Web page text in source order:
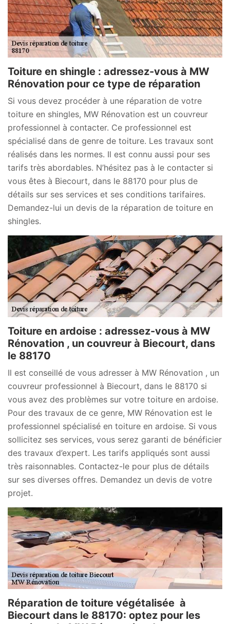
Toiture en shingle : adressez-vous à MW
Rénovation pour ce type de réparation
Si vous devez procéder à une réparation de votre
toiture en shingles, MW Rénovation est un couvreur
professionnel à contacter. Ce professionnel est
spécialisé dans de genre de toiture. Les travaux sont
réalisés dans les normes. Il est connu aussi pour ses
tarifs très abordables. N’hésitez pas à le contacter si
vous êtes à Biecourt, dans le 88170 pour plus de
détails sur ses services et ses conditions tarifaires.
Demandez-lui un devis de la réparation de toiture en
shingles.
Toiture en ardoise : adressez-vous à MW
Rénovation , un couvreur à Biecourt, dans
le 88170
Il est conseillé de vous adresser à MW Rénovation , un
couvreur professionnel à Biecourt, dans le 88170 si
vous avez des problèmes sur votre toiture en ardoise.
Pour des travaux de ce genre, MW Rénovation est le
professionnel spécialisé en toiture en ardoise. Si vous
sollicitez ses services, vous serez garanti de bénéficier
des travaux d’expert. Les tarifs appliqués sont aussi
très raisonnables. Contactez-le pour plus de détails
sur ses diverses offres. Demandez un devis de votre
projet.
Réparation de toiture végétalisée à
Biecourt dans le 88170: optez pour les